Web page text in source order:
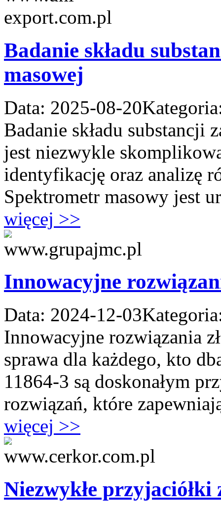
Badanie składu
masowej
Data: 2025-08-20
Badanie składu substancji
jest niezwykle
identyfikację oraz analizę
Spektrometr masowy jest
więcej >>
Innowacyjne
Data: 2024-12-03
Innowacyjne rozwiązania
sprawa dla każdego, kto
11864-3 są doskonałym
rozwiązań, które
więcej >>
Niezwykłe przyjaciółki